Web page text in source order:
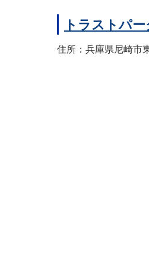
トラストパ
住所：兵庫県尼崎市